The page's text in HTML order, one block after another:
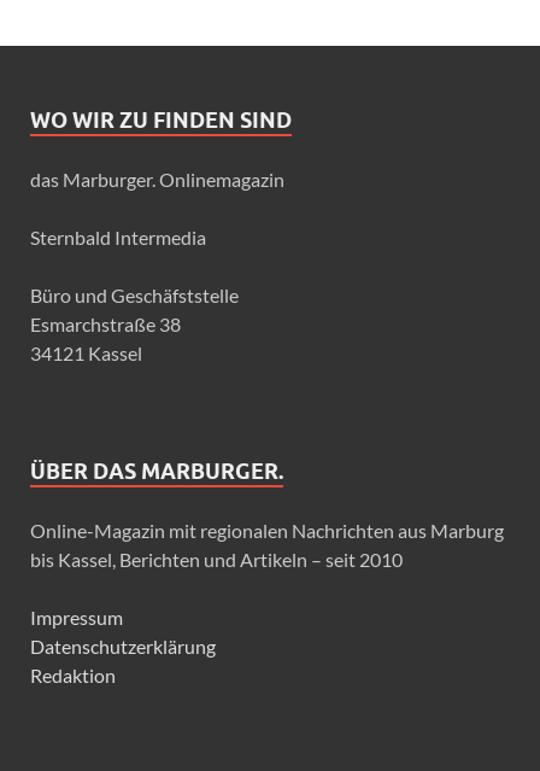
WO WIR ZU FINDEN SIND
das Marburger. Onlinemagazin
Sternbald Intermedia
Büro und Geschäfststelle
Esmarchstraße 38
34121 Kassel
ÜBER DAS MARBURGER.
Online-Magazin mit regionalen Nachrichten aus Marburg
bis Kassel, Berichten und Artikeln – seit 2010
Impressum
Datenschutzerklärung
Redaktion